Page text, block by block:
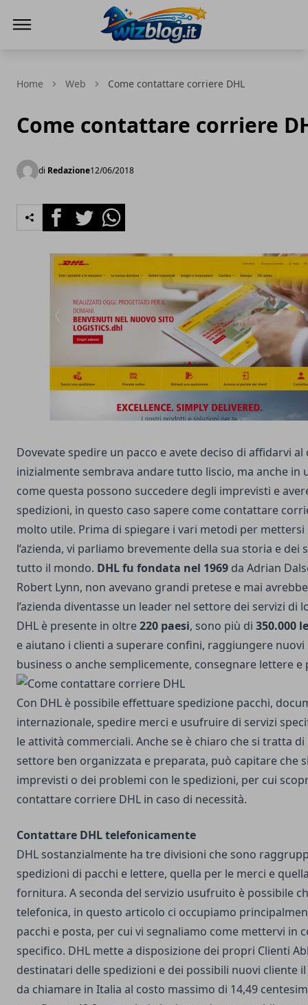
Home Web Come contattare corriere DHL
Come contattare corriere
di Redazione12/06/2018
FacebookTwitterWhatsapp
Dovevate spedire un pacco e avete deciso di affidarvi al
inizialmente sembrava andare tutto liscio, ma anche in
come questa possono succedere degli imprevisti e
spedizioni, in questo caso sapere come contattare
molto utile. Prima di spiegare i vari metodi per
l’azienda, vi parliamo brevemente della sua storia e dei
tutto il mondo. DHL fu fondata nel 1969 da Adrian
Robert Lynn, non avevano grandi pretese e mai
l’azienda diventasse un leader nel settore dei servizi di
DHL è presente in oltre220 paesi, sono più di 350.000
e aiutano i clienti a superare confini, raggiungere
business o anche semplicemente, consegnare lettere e
Con DHL è possibile effettuare spedizione pacchi,
internazionale, spedire merci e usufruire di servizi
le attività commerciali. Anche se è chiaro che si tratta di
settore ben organizzata e preparata, può capitare che
imprevisti o dei problemi con le spedizioni, per cui
contattare corriere DHL in caso di necessità.
Contattare DHL telefonicamente
DHL sostanzialmente ha tre divisioni che sono
spedizioni di pacchi e lettere, quella per le merci e
fornitura. A seconda del servizio usufruito è possibile
telefonica, in questo articolo ci occupiamo
pacchi e posta, per cui vi segnaliamo come mettervi in
specifico. DHL mette a disposizione dei propri Clienti
destinatari delle spedizioni e dei possibili nuovi cliente
da chiamare in Italia al costo massimo di 14,49